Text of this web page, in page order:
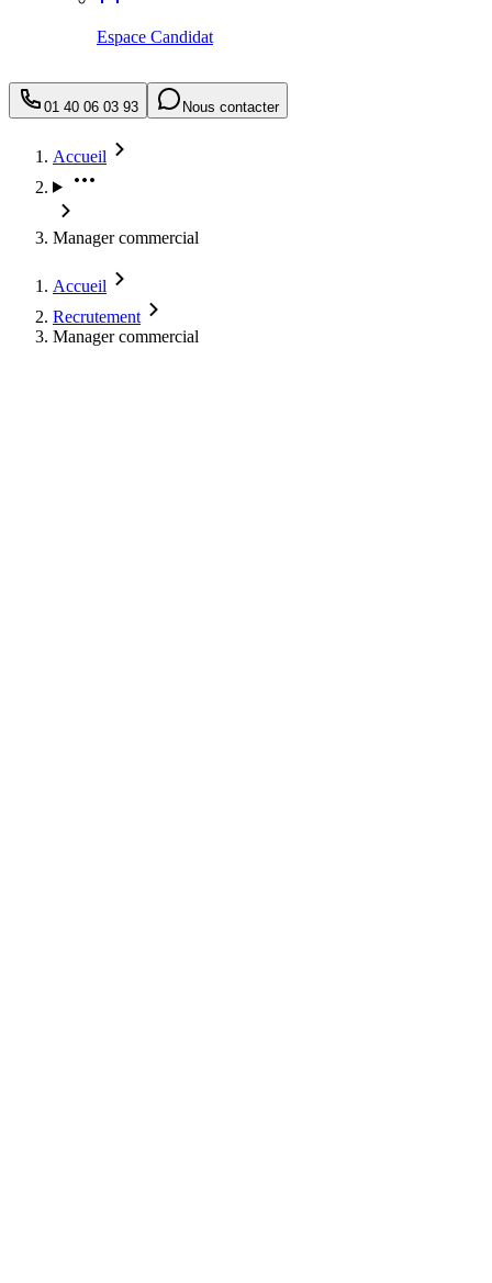
Espace Candidat
01 40 06 03 93 Nous contacter
Accueil
Manager commercial
Accueil
Recrutement
Manager commercial